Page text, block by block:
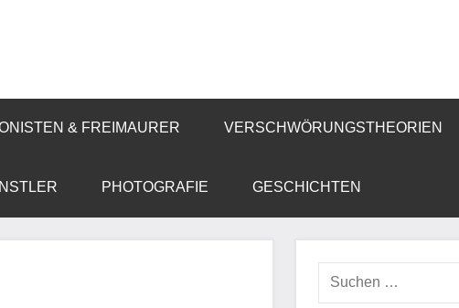
& FREIMAURER VERSCHWÖRUNGSTHEORIEN
PHOTOGRAFIE GESCHICHTEN
Suchen
nach: